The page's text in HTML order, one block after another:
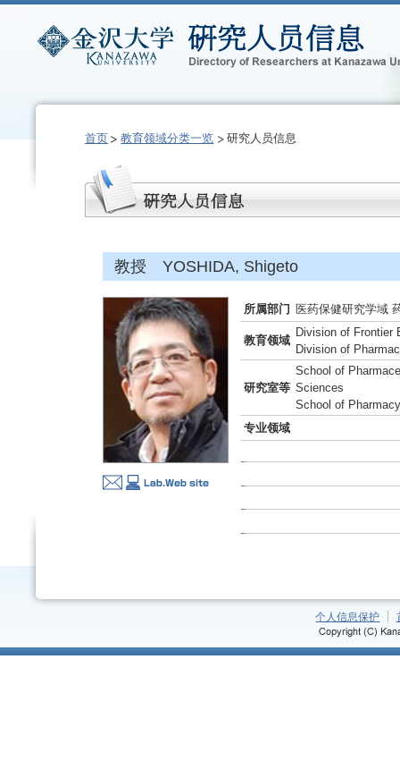
首页 教育领域分类一览 研究人员信息
教授 YOSHIDA, Shigeto
所属部门 医药保健研究学域
教育领域
Division of Frontier
Division of
研究室等
School of
Sciences
School of
专业领域
个人信息保护